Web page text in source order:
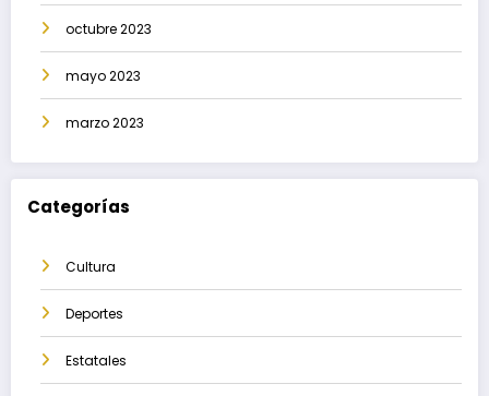
octubre 2023
mayo 2023
marzo 2023
Categorías
Cultura
Deportes
Estatales